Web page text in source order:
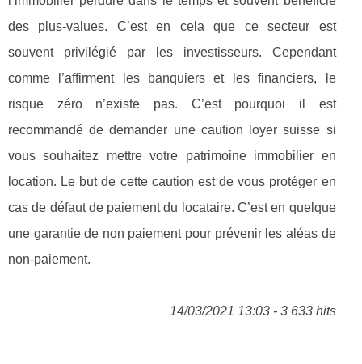
des plus-values. C’est en cela que ce secteur est
souvent privilégié par les investisseurs. Cependant
comme l’affirment les banquiers et les financiers, le
risque zéro n’existe pas. C’est pourquoi il est
recommandé de demander une caution loyer suisse si
vous souhaitez mettre votre patrimoine immobilier en
location. Le but de cette caution est de vous protéger en
cas de défaut de paiement du locataire. C’est en quelque
une garantie de non paiement pour prévenir les aléas de
non-paiement.
14/03/2021 13:03 - 3 633 hits